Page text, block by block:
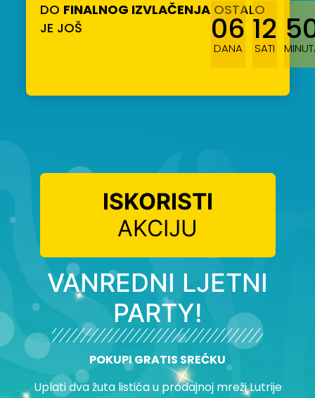
DO FINALNOG IZVLAČENJAOSTALO
JE JOŠ
06
DANA
12
SATI
ISKORISTI
AKCIJU
VANREDNI LJETNI
PARTY!
POKUPI GRATIS SREĆKU
Uplati dva žuta listića u prodajnoj mreži Lutrije